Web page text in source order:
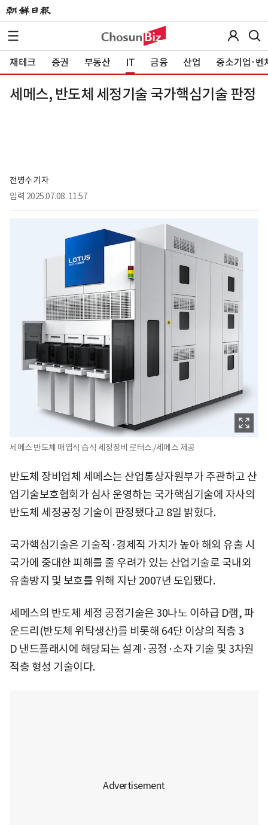
재테크 증권 부동산 IT 금융 산업 중소기업·벤
세메스, 반도체 세정기술 국가핵심기술 판정
전병수 기자
입력 2025.07.08. 11:57
세메스 반도체 매엽식 습식 세정장비 로터스./세메스 제공
반도체 장비업체 세메스는 산업통상자원부가 주관하고 산
업기술보호협회가 심사 운영하는 국가핵심기술에 자사의
반도체 세정공정 기술이 판정됐다고 8일 밝혔다.
국가핵심기술은 기술적·경제적 가치가 높아 해외 유출 시
국가에 중대한 피해를 줄 우려가 있는 산업기술로 국내외
유출방지 및 보호를 위해 지난 2007년 도입됐다.
세메스의 반도체 세정 공정기술은 30나노 이하급 D램, 파
운드리(반도체 위탁생산)를 비롯해 64단 이상의 적층 3
D 낸드플래시에 해당되는 설계·공정·소자 기술 및 3차원
적층 형성 기술이다.